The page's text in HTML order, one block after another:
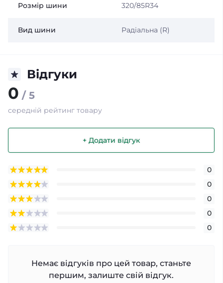
Розмір шини 320/85R34
Вид шини Радіальна (R)
Відгуки
0 / 5
середній рейтинг товару
+ Додати відгук
0
0
0
0
0
Немає відгуків про цей товар, станьте
першим, залиште свій відгук.